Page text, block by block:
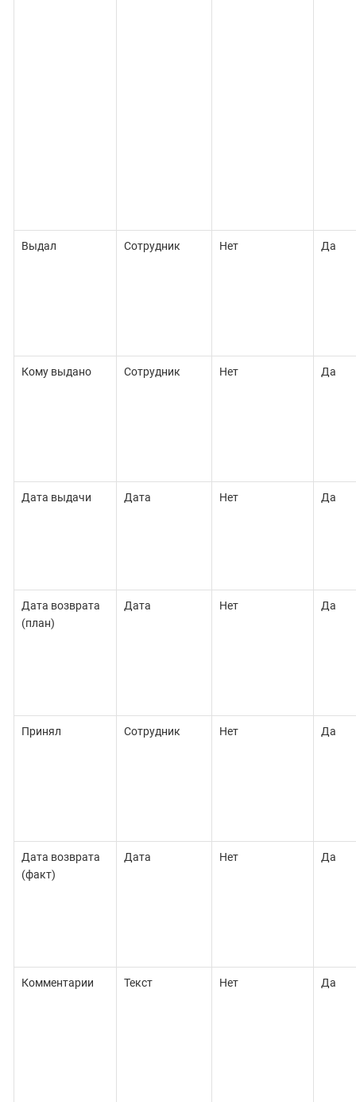
Выдал Сотрудник Нет Да
Кому выдано Сотрудник Нет Да
Дата выдачи Дата Нет Да
Дата возврата
(план)
Дата Нет Да
Принял Сотрудник Нет Да
Дата возврата
(факт)
Дата Нет Да
Комментарии Текст Нет Да